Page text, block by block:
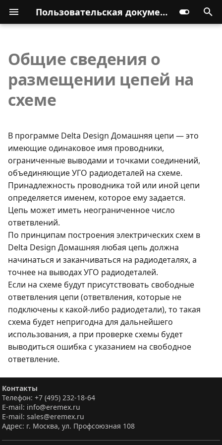
Пользовательская документация
Общие сведения о
размещении цепей на
схеме
В программе Delta Design Домашняя цепи — это
имеющие одинаковое имя проводники,
ограниченные выводами и точками соединений,
объединяющие УГО радиодеталей на схеме.
Принадлежность проводника той или иной цепи
определяется именем, которое ему задается.
Цепь может иметь неограниченное число
ответвлений.
По принципам построения электрических схем в
Delta Design Домашняя любая цепь должна
начинаться и заканчиваться на радиодеталях, а
точнее на выводах УГО радиодеталей.
Если на схеме будут присутствовать свободные
ответвления цепи (ответвления, которые не
подключены к какой-либо радиодетали), то такая
схема будет непригодна для дальнейшего
использования, а при проверке схемы будет
выводиться ошибка с указанием на свободное
ответвление.
Контакты
Телефон: +7 (495) 232-18-64
E-mail: info@eremex.ru
E-mail: sales@eremex.ru
Адрес: г. Москва, ул. Профсоюзная 108